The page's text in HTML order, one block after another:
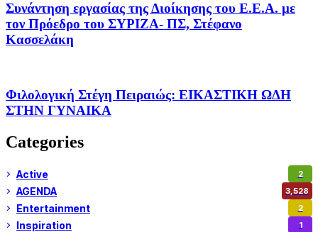
Συνάντηση εργασίας της Διοίκησης του Ε.Ε.Α. με
τον Πρόεδρο του ΣΥΡΙΖΑ- ΠΣ, Στέφανο
Κασσελάκη
Φιλολογική Στέγη Πειραιώς: ΕΙΚΑΣΤΙΚΗ ΩΔΗ
ΣΤΗΝ ΓΥΝΑΙΚΑ
Categories
Active 2
AGENDA 3,528
Entertainment 2
Inspiration 1